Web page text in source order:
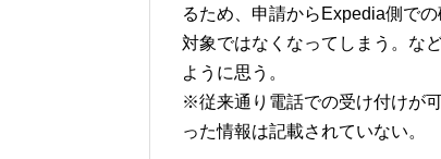
るため、申請からExpedia側で
対象ではなくなってしまう。な
ように思う。
※従来通り電話での受け付けが
った情報は記載されていない。